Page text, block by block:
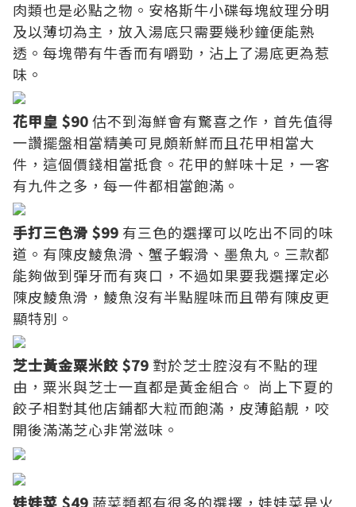
肉類也是必點之物。安格斯牛小碟每塊紋理分明
及以薄切為主，放入湯底只需要幾秒鐘便能熟
透。每塊帶有牛香而有嚼勁，沾上了湯底更為惹
味。
花甲皇 $90估不到海鮮會有驚喜之作，首先值得
一讚擺盤相當精美可見頗新鮮而且花甲相當大
件，這個價錢相當抵食。花甲的鮮味十足，一客
有九件之多，每一件都相當飽滿。
手打三色滑 $99 有三色的選擇可以吃出不同的味
道。有陳皮鯪魚滑、蟹子蝦滑、墨魚丸。三款都
能夠做到彈牙而有爽口，不過如果要我選擇定必
陳皮鯪魚滑，鯪魚沒有半點腥味而且帶有陳皮更
顯特別。
芝士黃金粟米餃 $79 對於芝士腔沒有不點的理
由，粟米與芝士一直都是黃金組合。 尚上下夏的
餃子相對其他店鋪都大粒而飽滿，皮薄餡靚，咬
開後滿滿芝心非常滋味。
娃娃菜 $49 蔬菜類都有很多的選擇，娃娃菜是火